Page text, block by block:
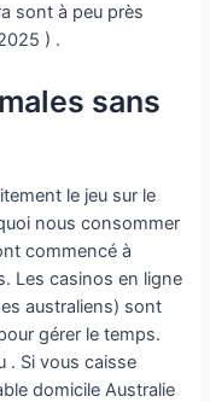
sont à peu près
) .
sans
le jeu sur le
nous consommer
commencé à
Les casinos en ligne
australiens) sont
gérer le temps.
. Si vous caisse
domicile Australie